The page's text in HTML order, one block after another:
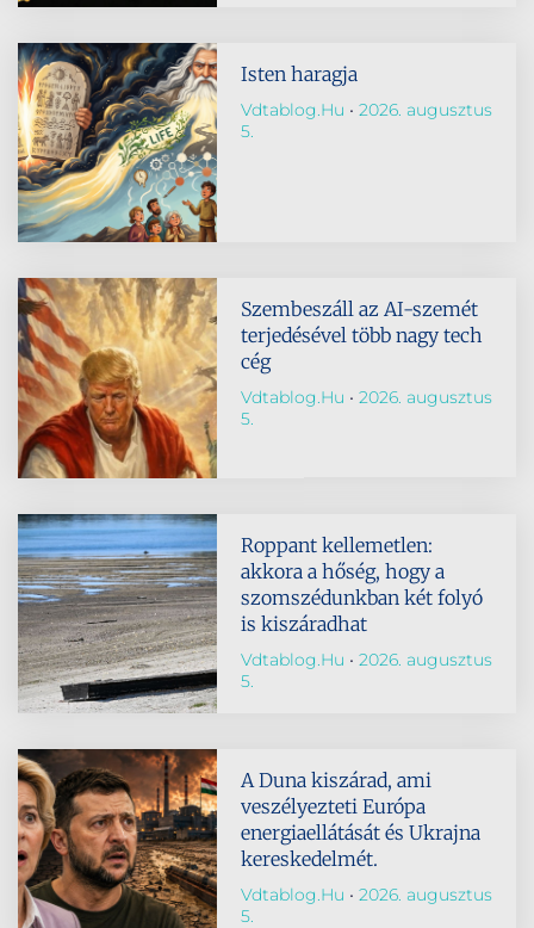
Isten haragja
Vdtablog.hu
2026. augusztus
5.
Szembeszáll az AI-szemét
terjedésével több nagy tech
cég
Vdtablog.hu
2026. augusztus
5.
Roppant kellemetlen:
akkora a hőség, hogy a
szomszédunkban két folyó
is kiszáradhat
Vdtablog.hu
2026. augusztus
5.
A Duna kiszárad, ami
veszélyezteti Európa
energiaellátását és Ukrajna
kereskedelmét.
Vdtablog.hu
2026. augusztus
5.